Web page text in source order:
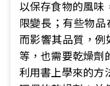
以保存食物的風味
限變長；有些物品
而影響其品質，
等，也需要乾燥劑
利用書上學來的方